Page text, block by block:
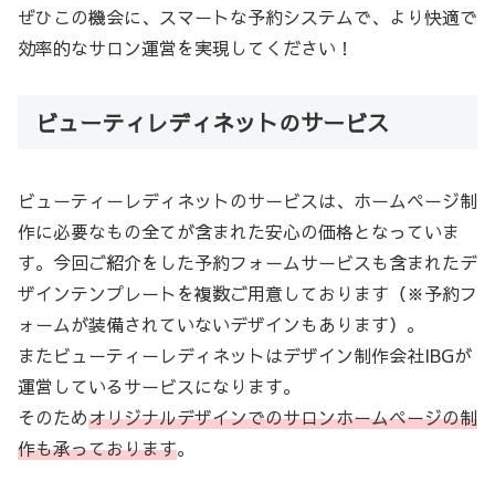
ぜひこの機会に、スマートな予約システムで、より快適で
効率的なサロン運営を実現してください！
ビューティレディネットのサービス
ビューティーレディネットのサービスは、ホームページ制
作に必要なもの全てが含まれた安心の価格となっていま
す。今回ご紹介をした予約フォームサービスも含まれたデ
ザインテンプレートを複数ご用意しております（※予約フ
ォームが装備されていないデザインもあります）。
またビューティーレディネットはデザイン制作会社IBGが
運営しているサービスになります。
そのためオリジナルデザインでのサロンホームページの制
作も承っております。